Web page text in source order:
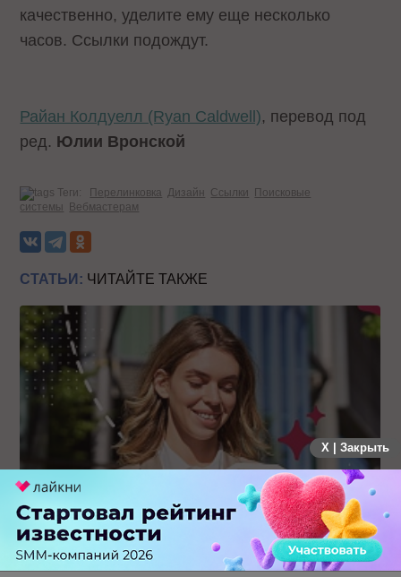
качественно, уделите ему еще несколько
часов. Ссылки подождут.
Райан Колдуелл (Ryan Caldwell), перевод под
ред. Юлии Вронской
Теги: Перелинковка Дизайн Ссылки
Поисковые
системы
Вебмастерам
СТАТЬИ: ЧИТАЙТЕ ТАКЖЕ
Каким брендам действительно нужны mobile push-
коммуникации, а для кого это – лишняя трата ресурсов
X | Закрыть